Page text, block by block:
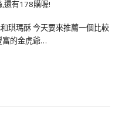
琪瑪酥 今天要來推薦一個比較
富的金虎爺…